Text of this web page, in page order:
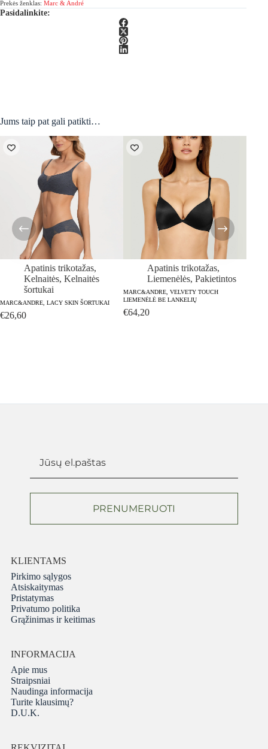
Prekės ženklas: Marc & André
Pasidalinkite:
Jums taip pat gali patikti…
Apatinis trikotažas,
Kelnaitės, Kelnaitės
šortukai
MARC&ANDRE, LACY SKIN ŠORTUKAI
€26,60
Apatinis trikotažas,
Liemenėlės,Pakietintos
MARC&ANDRE, VELVETY TOUCH
LIEMENĖLĖ BE LANKELIŲ
€64,20
PRENUMERUOTI
KLIENTAMS
Pirkimo sąlygos
Atsiskaitymas
Pristatymas
Privatumo politika
Grąžinimas ir keitimas
INFORMACIJA
Apie mus
Straipsniai
Naudinga informacija
Turite klausimų?
D.U.K.